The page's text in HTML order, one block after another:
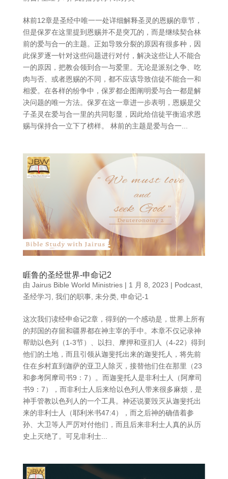
林前12章是圣经中唯一一处详细解释圣灵的恩赐的章节，
但是保罗在这里提到恩赐并不是突兀的，而是继续契合林
前的爱与合一的主题。正如导致分裂的原因有很多种，因
此保罗逐一针对这些问题进行对付，解决这些让人不能合
一的原因，把教会领到合一与爱里。无论是派别之争、吃
肉与否、或者恩赐的不同，都不应该导致信徒不能合一和
相爱。在各样的纷争中，保罗都企图阐明爱与合一都是解
决问题的唯一方法。保罗在这一章进一步表明，恩赐是父
子圣灵在爱与合一里的共同彰显，因此给信徒平衡追求恩
赐与保持合一立下了榜样。 林前的主题是爱与合一...
睚鲁的圣经世界-申命记2
由 Jairus Bible World Ministries| 1 月 8, 2023 | Podcast,
圣经学习
我们的职事, 未分类, 申命记-1
这次我们读经申命记2章，得到的一个感动是，世界上所有
的邦国的存留和疆界都在神主宰的手中。本章不仅记录神
帮助以色列（1-3节）、以扫、摩押和亚扪人（4-22）得到
他们的土地，而且引领从迦斐托出来的迦斐托人，将先前
住在乡村直到迦萨的亚卫人除灭，接替他们住在那里（23
和参考阿摩司书9：7）。而迦斐托人是非利士人（阿摩司
书9：7），而非利士人后来给以色列人带来很多麻烦，是
神手管教以色列人的一个工具。神还说要毁灭从迦斐托出
来的非利士人（耶利米书47:4），而之后神的确借着参
孙、大卫等人严厉对付他们，而且后来非利士人真的从历
史上灭绝了。可见非利士...